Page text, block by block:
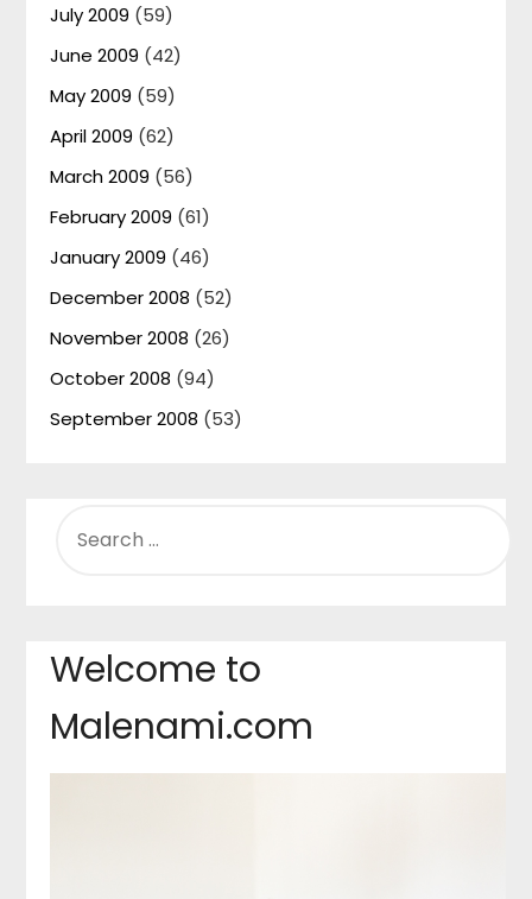
July 2009 (59)
June 2009 (42)
May 2009 (59)
April 2009 (62)
March 2009 (56)
February 2009 (61)
January 2009 (46)
December 2008 (52)
November 2008 (26)
October 2008 (94)
September 2008 (53)
FOR:
Welcome to
Malenami.com